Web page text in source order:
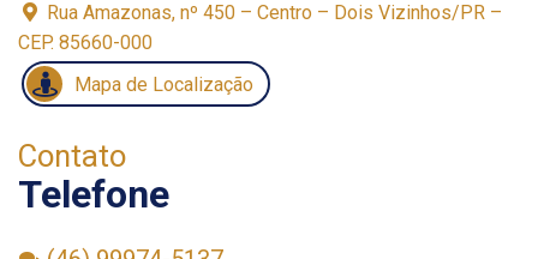
Rua Amazonas, nº 450 – Centro – Dois Vizinhos/PR –
CEP. 85660-000
Mapa de Localização
Contato
Telefone